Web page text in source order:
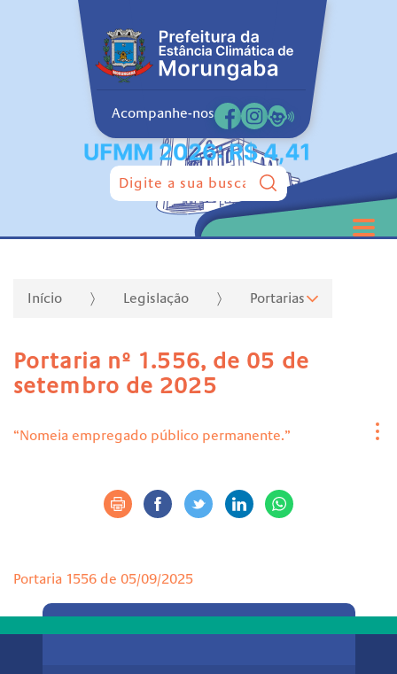
Acompanhe-nos
Pesquisar:
Início Legislação Portarias
Portaria nº 1.556, de 05 de
setembro de 2025
“Nomeia empregado público permanente.”
Portaria 1556 de 05/09/2025